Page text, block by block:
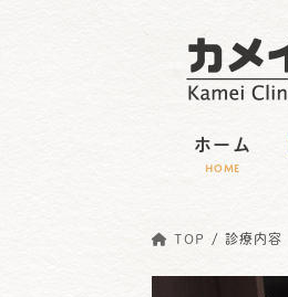
ホーム
HOME
TOP 診療内容